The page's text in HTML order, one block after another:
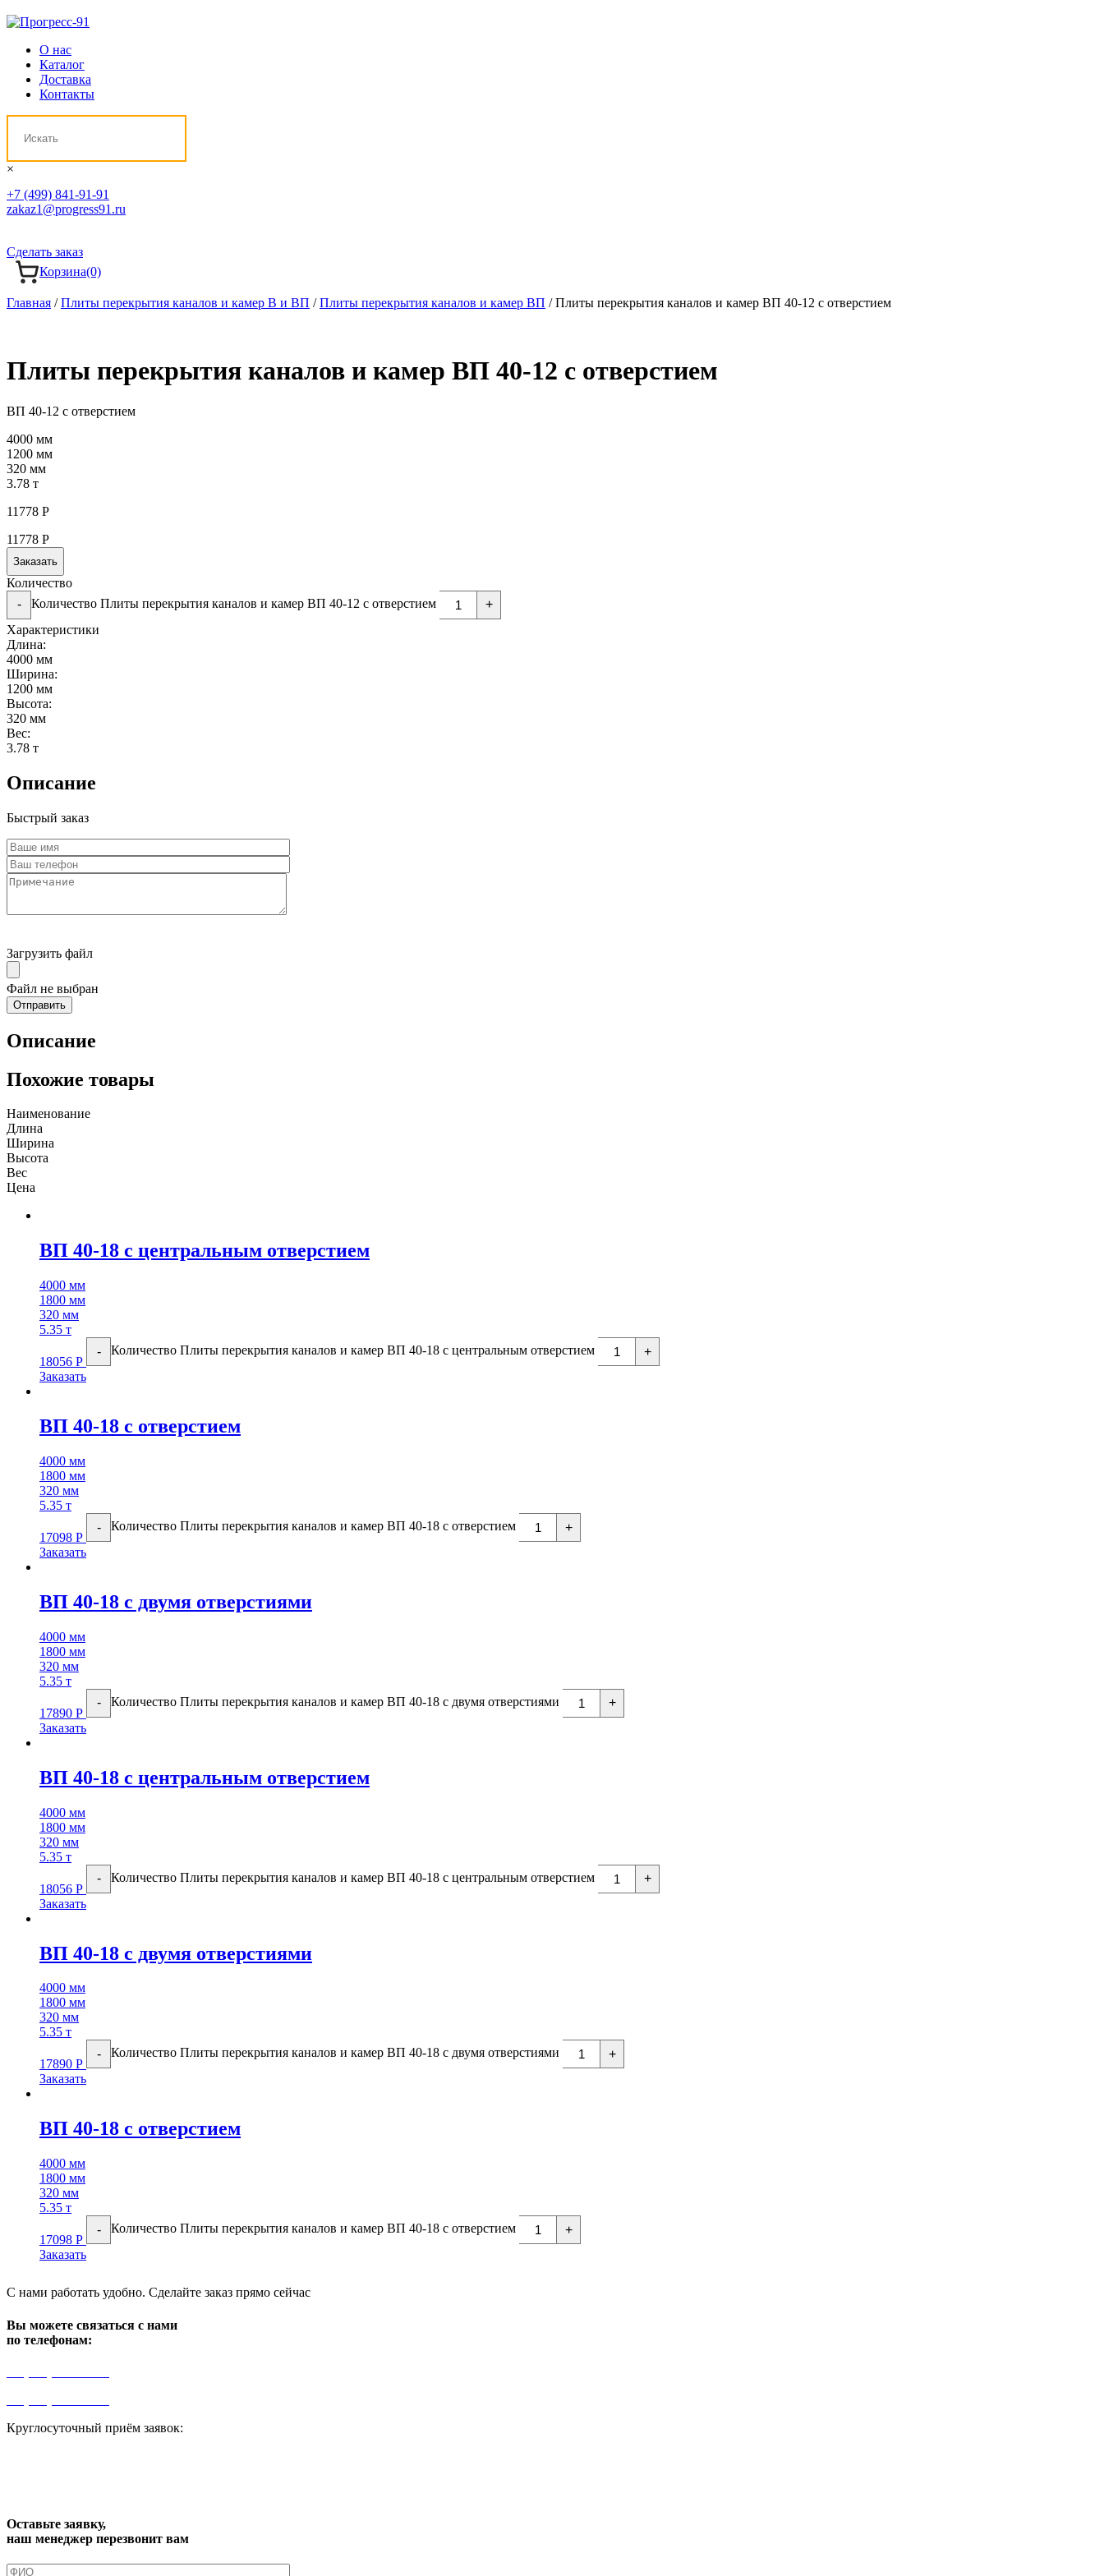
О нас
Каталог
Доставка
Контакты
×
+7 (499) 841-91-91
zakaz1@progress91.ru
Сделать заказ
Корзина(0)
Главная /Плиты перекрытия каналов и камер В и ВП /Плиты перекрытия каналов и камер ВП / Плиты перекрытия каналов и камер ВП 40-12 с отверстием
Плиты перекрытия каналов и камер ВП 40-12 с отверстием
ВП 40-12 с отверстием
4000 мм
1200 мм
320 мм
3.78 т
11778 Р
11778 Р
Заказать
Количество
-
Количество Плиты перекрытия каналов и камер ВП 40-12 с отверстием
+
Характеристики
Длина:
4000 мм
Ширина:
1200 мм
Высота:
320 мм
Вес:
3.78 т
Описание
Быстрый заказ
Загрузить файл
Файл не выбран
Описание
Похожие товары
Наименование
Длина
Ширина
Высота
Вес
Цена
ВП 40-18 с центральным отверстием
4000 мм
1800 мм
320 мм
5.35 т
18056 Р
- Количество Плиты перекрытия каналов и камер ВП 40-18 с центральным отверстием
+
Заказать
ВП 40-18 с отверстием
4000 мм
1800 мм
320 мм
5.35 т
17098 Р
- Количество Плиты перекрытия каналов и камер ВП 40-18 с отверстием
+
Заказать
ВП 40-18 с двумя отверстиями
4000 мм
1800 мм
320 мм
5.35 т
17890 Р
- Количество Плиты перекрытия каналов и камер ВП 40-18 с двумя отверстиями
+
Заказать
ВП 40-18 с центральным отверстием
4000 мм
1800 мм
320 мм
5.35 т
18056 Р
- Количество Плиты перекрытия каналов и камер ВП 40-18 с центральным отверстием
+
Заказать
ВП 40-18 с двумя отверстиями
4000 мм
1800 мм
320 мм
5.35 т
17890 Р
- Количество Плиты перекрытия каналов и камер ВП 40-18 с двумя отверстиями
+
Заказать
ВП 40-18 с отверстием
4000 мм
1800 мм
320 мм
5.35 т
17098 Р
- Количество Плиты перекрытия каналов и камер ВП 40-18 с отверстием
+
Заказать
С нами работать удобно. Сделайте заказ прямо сейчас
Вы можете связаться с нами
по телефонам:
Круглосуточный приём заявок:
Оставьте заявку,
наш менеджер перезвонит вам